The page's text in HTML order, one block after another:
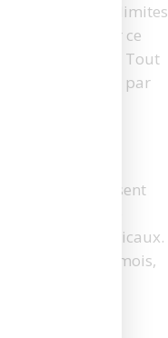
certaines des limites
vous demander ce
balai. Tout
offerts par
robots utilisent
cher à faire
aspirateurs verticaux.
à 0,94€ par mois,